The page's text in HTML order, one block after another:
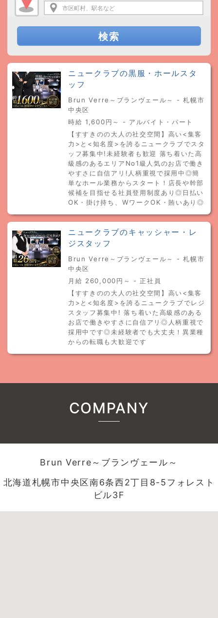
検索
ニュークラブの黒服・ホールスタ
ッフ
Brun Verre～ブランヴェール～ - 札幌市
中央区
時給 1,600円～ - アルバイト・パート
【すすきのの大人の社交空間】高い<集客
力>と<知名度>を誇るニュークラブでスタ
ッフ募集中!未経験者も歓迎 落ち着いた高
級感のあるエリアNo1級人気のお店で働き
やすさに自信アリ!人柄重視で採用中◎簡
単なホール業務からスタート！店長や幹部
候補を目指せる社員登用制度あり◎日払い
OK・掛け持ち、WワークOK・賄いあり◎
ニュークラブのキャッシャー・レ
ジスタッフ
Brun Verre～ブランヴェール～ - 札幌市
中央区
月給 260,000円～ - 正社員
【すすきのの大人の社交空間】高い<集客
力>と<知名度>を誇るニュークラブでレジ
スタッフ募集中! 落ち着いた高級感のある
お店で働きやすさに自信アリ◎人柄重視で
採用中です◎未経験者でも大丈夫！異業種
からの転職も大歓迎です
COMPANY
Brun Verre～ブランヴェール～
北海道札幌市中央区南6条西2丁目8-5フォレスト
ビル3F